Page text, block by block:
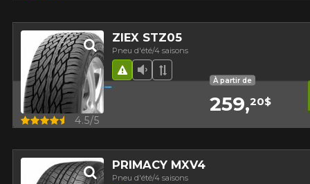
ZIEX STZ05
Pneu d'été/4 saisons
Faible niveau sonore
Bande de roulement
Hasard routier
Aperçu 4.5/5
À partir de
259,20$
PRIMACY MXV4
Pneu d'été/4 saisons